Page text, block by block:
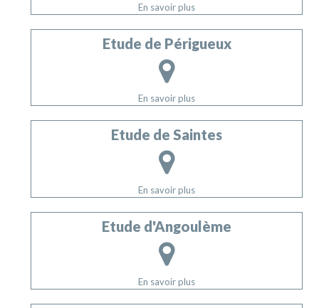
En savoir plus
Etude de Périgueux
En savoir plus
Etude de Saintes
En savoir plus
Etude d'Angoulème
En savoir plus